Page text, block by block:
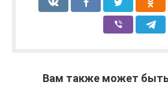
Вам также может быть